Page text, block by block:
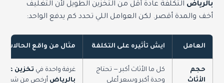
بالرياض التكلفة عادة أقل من التخزين الطويل لأن التغليف
أخف والمدة أقصر. لكن العوامل اللي تحدد كم يدفع الواحد:
العامل ايش تأثيره على التكلفة مثال من واقع الحالات
حجم
الأثاث
كل ما الأثاث أكبر — تحتاج
وحدة أكبر وسعر أعلى
غرفة واحدة في تخزين
بالرياض أرخص من شقة